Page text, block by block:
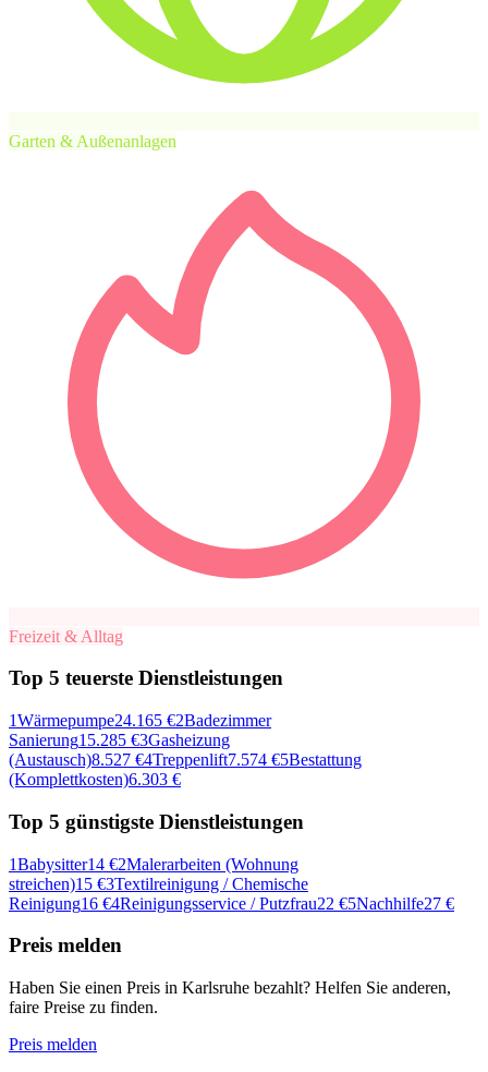
Garten & Außenanlagen
Freizeit & Alltag
Top 5 teuerste Dienstleistungen
1Wärmepumpe24.165 €2Badezimmer
Sanierung15.285 €3Gasheizung
(Austausch)8.527 €4Treppenlift7.574 €5Bestattung
(Komplettkosten)6.303 €
Top 5 günstigste Dienstleistungen
1Babysitter14 €2Malerarbeiten (Wohnung
streichen)15 €3Textilreinigung / Chemische
Reinigung16 €4Reinigungsservice / Putzfrau22 €5Nachhilfe27 €
Preis melden
Haben Sie einen Preis in Karlsruhe bezahlt? Helfen Sie anderen,
faire Preise zu finden.
Preis melden